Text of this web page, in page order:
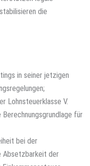
die
in seiner jetzigen
Lohnsteuerklasse V.
für
bei der
Absetzbarkeit der